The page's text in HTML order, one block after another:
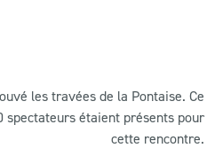
les travées de la Pontaise. Ce
spectateurs étaient présents pour
cette rencontre.